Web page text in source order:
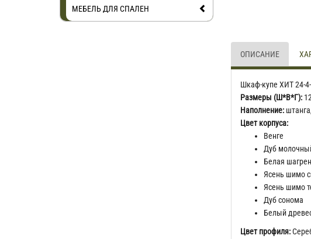
МЕБЕЛЬ ДЛЯ СПАЛЕН
ОПИСАНИЕ
Шкаф-купе ХИТ 24-
Размеры (Ш*В*Г):
Наполнение:
Цвет корпуса:
Венге
Дуб
Белая
Ясень шимо
Ясень шимо
Дуб сонома
Белый
Цвет профиля: